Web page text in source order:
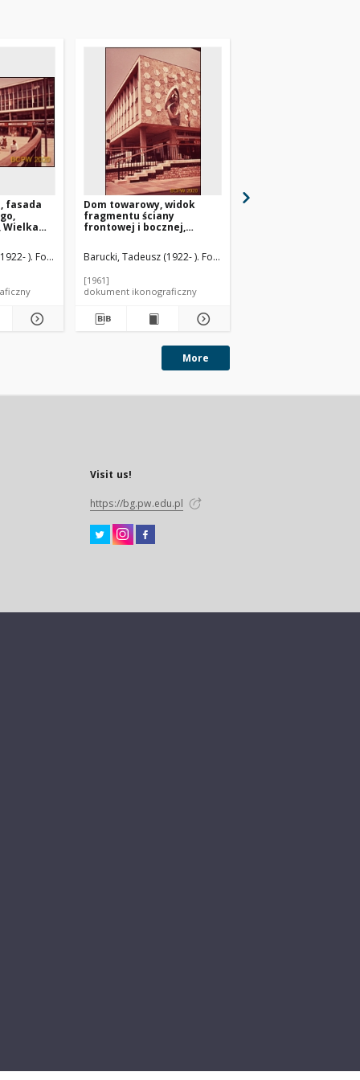
fasada
Wielka
). Fotograf
Dom towarowy, widok
fragmentu ściany
frontowej i bocznej,
Brytania
Barucki, Tadeusz (1922- ). Fotograf
[1961]
dokument ikonograficzny
More
Visit us!
https://bg.pw.edu.pl